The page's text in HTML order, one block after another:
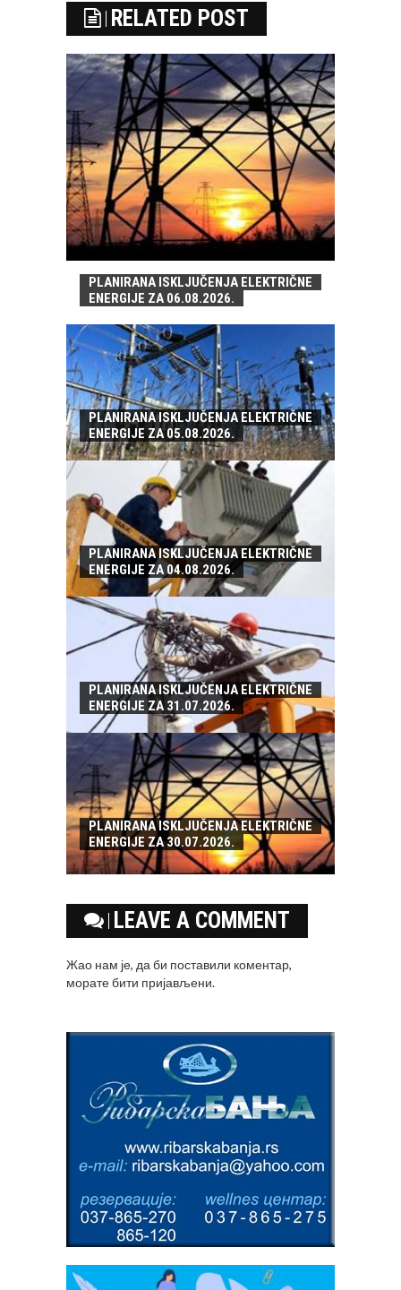
RELATED POST
PLANIRANA ISKLJUČENJA ELEKTRIČNE
ENERGIJE ZA 06.08.2026.
PLANIRANA ISKLJUČENJA ELEKTRIČNE
ENERGIJE ZA 05.08.2026.
PLANIRANA ISKLJUČENJA ELEKTRIČNE
ENERGIJE ZA 04.08.2026.
PLANIRANA ISKLJUČENJA ELEKTRIČNE
ENERGIJE ZA 31.07.2026.
PLANIRANA ISKLJUČENJA ELEKTRIČNE
ENERGIJE ZA 30.07.2026.
LEAVE A COMMENT
Жао нам је, да би поставили коментар,
моратебити пријављени.